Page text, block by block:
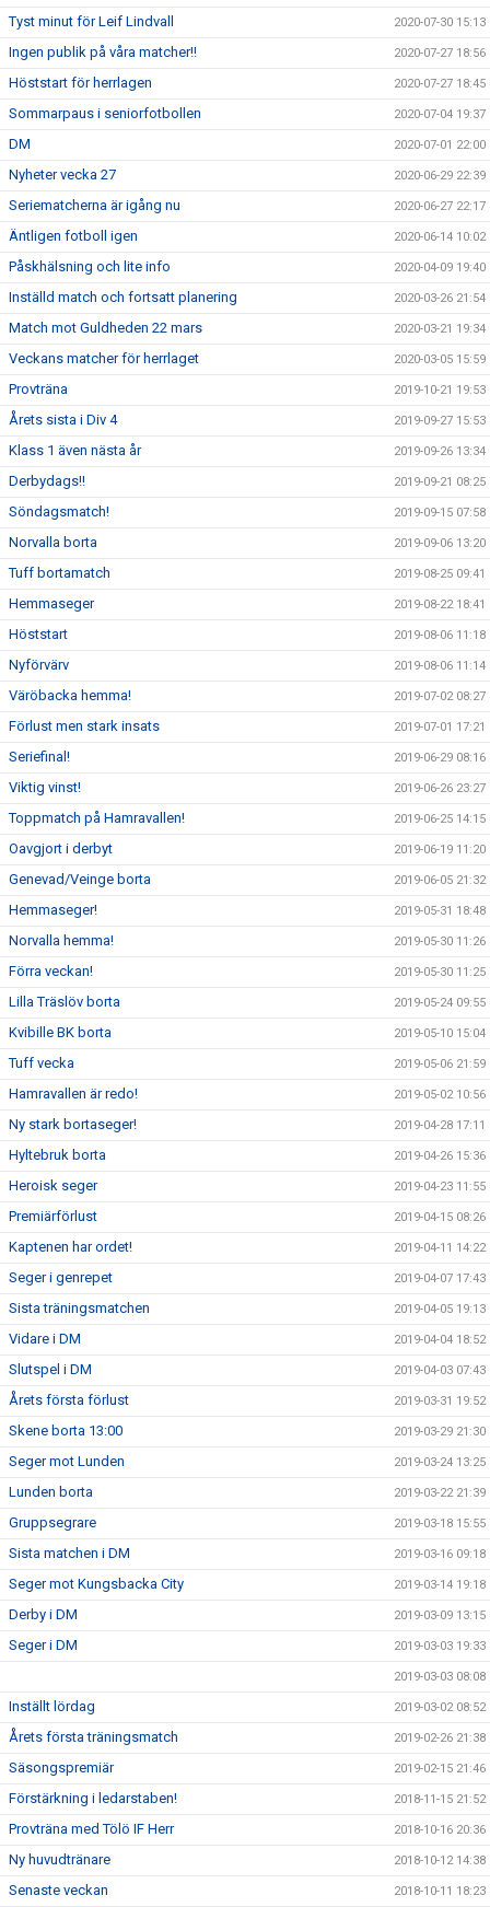
Tyst minut för Leif Lindvall 2020-07-30 15:13
Ingen publik på våra matcher!! 2020-07-27 18:56
Höststart för herrlagen 2020-07-27 18:45
Sommarpaus i seniorfotbollen 2020-07-04 19:37
DM 2020-07-01 22:00
Nyheter vecka 27 2020-06-29 22:39
Seriematcherna är igång nu 2020-06-27 22:17
Äntligen fotboll igen 2020-06-14 10:02
Påskhälsning och lite info 2020-04-09 19:40
Inställd match och fortsatt planering 2020-03-26 21:54
Match mot Guldheden 22 mars 2020-03-21 19:34
Veckans matcher för herrlaget 2020-03-05 15:59
Provträna 2019-10-21 19:53
Årets sista i Div 4 2019-09-27 15:53
Klass 1 även nästa år 2019-09-26 13:34
Derbydags!! 2019-09-21 08:25
Söndagsmatch! 2019-09-15 07:58
Norvalla borta 2019-09-06 13:20
Tuff bortamatch 2019-08-25 09:41
Hemmaseger 2019-08-22 18:41
Höststart 2019-08-06 11:18
Nyförvärv 2019-08-06 11:14
Väröbacka hemma! 2019-07-02 08:27
Förlust men stark insats 2019-07-01 17:21
Seriefinal! 2019-06-29 08:16
Viktig vinst! 2019-06-26 23:27
Toppmatch på Hamravallen! 2019-06-25 14:15
Oavgjort i derbyt 2019-06-19 11:20
Genevad/Veinge borta 2019-06-05 21:32
Hemmaseger! 2019-05-31 18:48
Norvalla hemma! 2019-05-30 11:26
Förra veckan! 2019-05-30 11:25
Lilla Träslöv borta 2019-05-24 09:55
Kvibille BK borta 2019-05-10 15:04
Tuff vecka 2019-05-06 21:59
Hamravallen är redo! 2019-05-02 10:56
Ny stark bortaseger! 2019-04-28 17:11
Hyltebruk borta 2019-04-26 15:36
Heroisk seger 2019-04-23 11:55
Premiärförlust 2019-04-15 08:26
Kaptenen har ordet! 2019-04-11 14:22
Seger i genrepet 2019-04-07 17:43
Sista träningsmatchen 2019-04-05 19:13
Vidare i DM 2019-04-04 18:52
Slutspel i DM 2019-04-03 07:43
Årets första förlust 2019-03-31 19:52
Skene borta 13:00 2019-03-29 21:30
Seger mot Lunden 2019-03-24 13:25
Lunden borta 2019-03-22 21:39
Gruppsegrare 2019-03-18 15:55
Sista matchen i DM 2019-03-16 09:18
Seger mot Kungsbacka City 2019-03-14 19:18
Derby i DM 2019-03-09 13:15
Seger i DM 2019-03-03 19:33
2019-03-03 08:08
Inställt lördag 2019-03-02 08:52
Årets första träningsmatch 2019-02-26 21:38
Säsongspremiär 2019-02-15 21:46
Förstärkning i ledarstaben! 2018-11-15 21:52
Provträna med Tölö IF Herr 2018-10-16 20:36
Ny huvudtränare 2018-10-12 14:38
Senaste veckan 2018-10-11 18:23